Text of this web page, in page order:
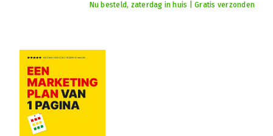
Nu besteld, zaterdag in huis | Gratis verzonden